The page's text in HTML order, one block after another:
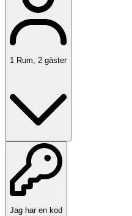
1 Rum 2 gäster
Jag har en kod